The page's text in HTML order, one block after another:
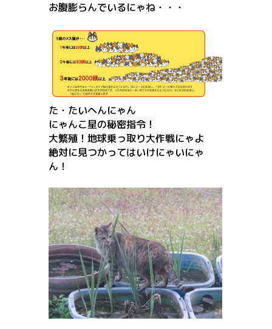
お腹膨らんでいるにゃね・・・
た・たいへんにゃん
にゃんこ星の秘密指令！
大繁殖！地球乗っ取り大作戦にゃよ
絶対に見つかってはいけにゃいにゃ
ん！